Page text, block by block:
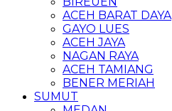
ACEH BARAT DAYA
GAYO LUES
ACEH JAYA
NAGAN RAYA
ACEH TAMIANG
BENER MERIAH
SUMUT